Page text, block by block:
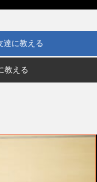
達に教える
教える